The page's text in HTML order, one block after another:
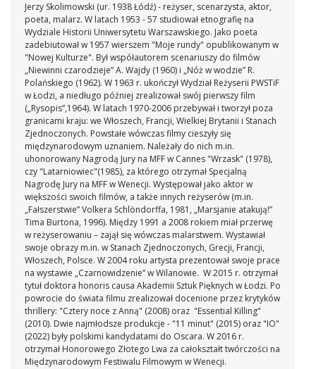
Jerzy Skolimowski (ur. 1938 Łódź) - reżyser, scenarzysta, aktor,
poeta, malarz. W latach 1953 - 57 studiował etnografię na
Wydziale Historii Uniwersytetu Warszawskiego. Jako poeta
zadebiutował w 1957 wierszem "Moje rundy" opublikowanym w
"Nowej Kulturze". Był współautorem scenariuszy do filmów
„Niewinni czarodzieje” A. Wajdy (1960) i „Nóż w wodzie” R.
Polańskiego (1962). W 1963 r. ukończył Wydział Reżyserii PWSTiF
w Łodzi, a niedługo później zrealizował swój pierwszy film
(„Rysopis”,1964). W latach 1970-2006 przebywał i tworzył poza
granicami kraju: we Włoszech, Francji, Wielkiej Brytanii i Stanach
Zjednoczonych. Powstałe wówczas filmy cieszyły się
międzynarodowym uznaniem. Należały do nich m.in.
uhonorowany Nagrodą Jury na MFF w Cannes "Wrzask" (1978),
czy "Latarniowiec"(1985), za którego otrzymał Specjalną
Nagrodę Jury na MFF w Wenecji. Występował jako aktor w
większości swoich filmów, a także innych reżyserów (m.in.
„Fałszerstwie” Volkera Schlöndorffa, 1981, „Marsjanie atakują!”
Tima Burtona, 1996). Między 1991 a 2008 rokiem miał przerwę
w reżyserowaniu – zajął się wówczas malarstwem. Wystawiał
swoje obrazy m.in. w Stanach Zjednoczonych, Grecji, Francji,
Włoszech, Polsce. W 2004 roku artysta prezentował swoje prace
na wystawie „Czarnowidzenie” w Wilanowie. W 2015 r. otrzymał
tytuł doktora honoris causa Akademii Sztuk Pięknych w Łodzi. Po
powrocie do świata filmu zrealizował docenione przez krytyków
thrillery: "Cztery noce z Anną" (2008) oraz "Essential Killing"
(2010). Dwie najmłodsze produkcje - "11 minut" (2015) oraz "IO"
(2022) były polskimi kandydatami do Oscara. W 2016 r.
otrzymał Honorowego Złotego Lwa za całokształt twórczości na
Międzynarodowym Festiwalu Filmowym w Wenecji.